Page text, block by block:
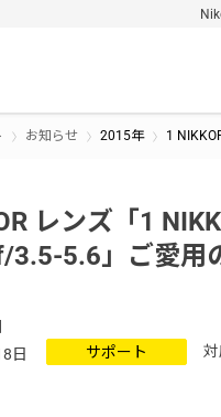
お知らせ 2015年 1
レンズ「1
3.5-5.6」ご愛用
日
サポート